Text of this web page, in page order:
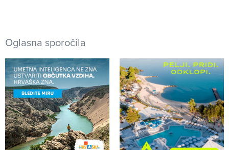
Oglasna sporočila